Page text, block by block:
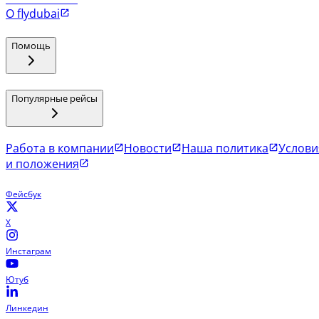
О flydubai
Помощь
Популярные рейсы
Работа в компании Новости Наша политика
и положения
Фейсбук
X
Инстаграм
Ютуб
Линкедин